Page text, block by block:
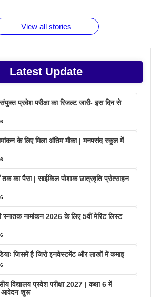
View all stories
Latest Update
प्रवेश परीक्षा का रिजल्ट जारी- इस दिन से
के लिए मिला अंतिम मौका | मनपसंद स्कूल में
का पैसा | साईकिल पोशाक छात्रवृति प्रोत्साहन
स्नातक नामांकन 2026 के लिए 5वीं मेरिट लिस्ट
जिसमें है जिरो इनवेस्टमेंट और लाखों में कमाइ
विद्यालय प्रवेश परीक्षा 2027 | कक्षा 6 में
आवेदन शुरू